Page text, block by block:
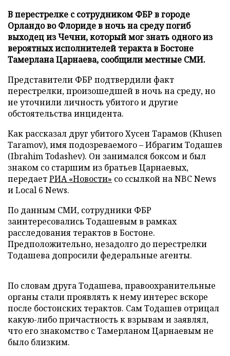
В перестрелке с сотрудником ФБР в городе
Орландо во Флориде в ночь на среду погиб
выходец из Чечни, который мог знать одного из
вероятных исполнителей теракта в Бостоне
Тамерлана Царнаева, сообщили местные СМИ.
Представители ФБР подтвердили факт
перестрелки, произошедшей в ночь на среду, но
не уточнили личность убитого и другие
обстоятельства инцидента.
Как рассказал друг убитого Хусен Тарамов (Khusen
Taramov), имя подозреваемого – Ибрагим Тодашев
(Ibrahim Todashev). Он занимался боксом и был
знаком со старшим из братьев Царнаевых,
передаетРИА «Новости» со ссылкой на NBC News
и Local 6 News.
По данным СМИ, сотрудники ФБР
заинтересовались Тодашевым в рамках
расследования терактов в Бостоне.
Предположительно, незадолго до перестрелки
Тодашева допросили федеральные агенты.
По словам друга Тодашева, правоохранительные
органы стали проявлять к нему интерес вскоре
после бостонских терактов. Сам Тодашев отрицал
какую-либо причастность к взрывам и заявлял,
что его знакомство с Тамерланом Царнаевым не
было близким.